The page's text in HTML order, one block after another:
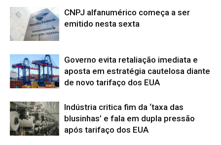
CNPJ alfanumérico começa a ser
emitido nesta sexta
Governo evita retaliação imediata e
aposta em estratégia cautelosa diante
de novo tarifaço dos EUA
Indústria critica fim da ‘taxa das
blusinhas’ e fala em dupla pressão
após tarifaço dos EUA